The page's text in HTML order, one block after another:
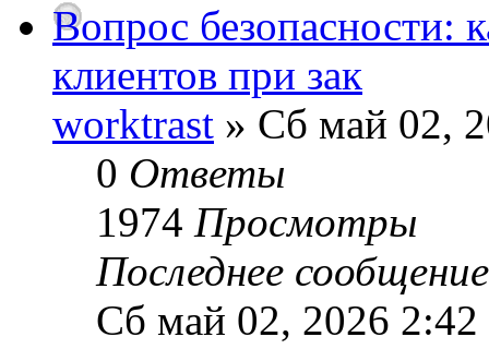
Вопрос
клиентов при зак
worktrast » Сб май 02,
0 Ответы
1974 Просмотры
Последнее
Сб май 02, 2026 2:42